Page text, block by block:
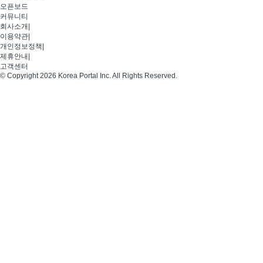
오픈보드
커뮤니티
회사소개
이용약관
개인정보정책
제휴안내
고객센터
© Copyright 2026 Korea Portal Inc. All Rights Reserved.